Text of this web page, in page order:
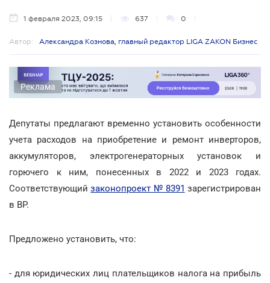
1 февраля 2023, 09:15 637 0
Автор: Александра Кознова, главный редактор LIGA ZAKON Бизнес
Реклама
Депутаты предлагают временно установить особенности
учета расходов на приобретение и ремонт инверторов,
аккумуляторов, электрогенераторных установок и
горючего к ним, понесенных в 2022 и 2023 годах.
Соответствующийзаконопроект № 8391 зарегистрирован
в ВР.
Предложено установить, что:
- для юридических лиц плательщиков налога на прибыль